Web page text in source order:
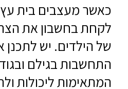
כאשר מעצבים בית עץ
לקחת בחשבון את
של הילדים. יש
התחשבות בגילם
המתאימות ליכולות